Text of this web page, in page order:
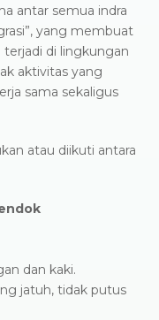
antar semua indra
yang membuat
di lingkungan
aktivitas yang
sama sekaligus
atau diikuti antara
dan kaki.
jatuh, tidak putus